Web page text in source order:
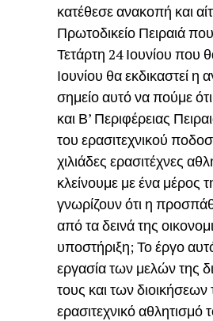
κατέθεσε ανακοπή και
Πρωτοδικείο Πειραιά
Τετάρτη 24 Ιουνίου που
Ιουνίου θα εκδικαστεί
σημείο αυτό να πούμε
και Β’ Περιφέρειας
του ερασιτεχνικού
χιλιάδες ερασιτέχνες
κλείνουμε με ένα
γνωρίζουν ότι η
από τα δεινά της
υποστήριξη; Το έργο
εργασία των μελών της
τους και των
ερασιτεχνικό